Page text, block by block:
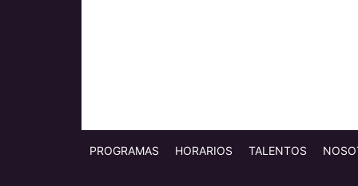
PROGRAMAS HORARIOS TALENTOS